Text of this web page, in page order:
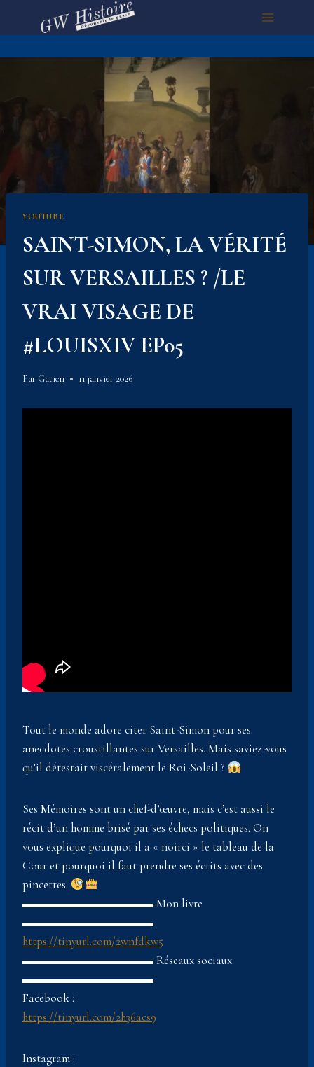
YOUTUBE
SAINT-SIMON, LA VÉRITÉ
SUR VERSAILLES ? /LE
VRAI VISAGE DE
#LOUISXIV EP05
Par Gatien 11 janvier 2026
Tout le monde adore citer Saint-Simon pour ses
anecdotes croustillantes sur Versailles. Mais saviez-vous
qu’il détestait viscéralement le Roi-Soleil ?
Ses Mémoires sont un chef-d’œuvre, mais c’est aussi le
récit d’un homme brisé par ses échecs politiques. On
vous explique pourquoi il a « noirci » le tableau de la
Cour et pourquoi il faut prendre ses écrits avec des
pincettes.
▬▬▬▬▬▬▬▬▬▬▬ Mon livre
▬▬▬▬▬▬▬▬▬▬▬
https://tinyurl.com/2wnfdkw5
▬▬▬▬▬▬▬▬▬▬▬ Réseaux sociaux
▬▬▬▬▬▬▬▬▬▬▬
Facebook :
https://tinyurl.com/2h36acs9
Instagram :